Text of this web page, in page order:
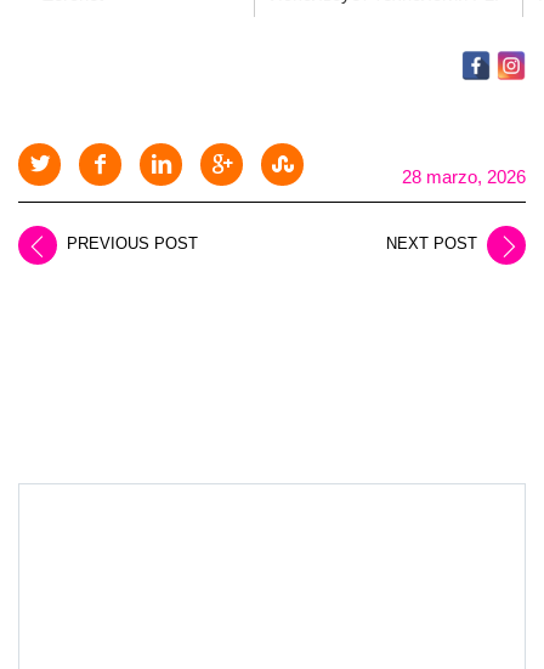
28 marzo, 2026
PREVIOUS POST NEXT POST